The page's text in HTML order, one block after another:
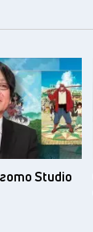
Studio